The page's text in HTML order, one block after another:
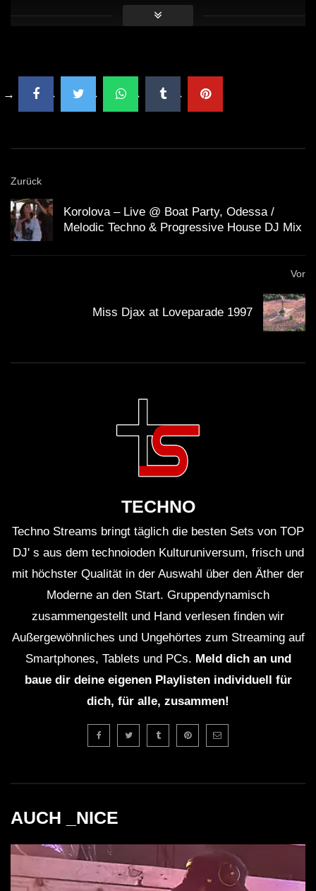
Zurück
Korolova – Live @ Boat Party, Odessa /
Melodic Techno & Progressive House DJ Mix
Vor
Miss Djax at Loveparade 1997
TECHNO
Techno Streams bringt täglich die besten Sets von TOP
DJ' s aus dem technoioden Kulturuniversum, frisch und
mit höchster Qualität in der Auswahl über den Äther der
Moderne an den Start. Gruppendynamisch
zusammengestellt und Hand verlesen finden wir
Außergewöhnliches und Ungehörtes zum Streaming auf
Smartphones, Tablets und PCs. Meld dich an und
baue dir deine eigenen Playlisten individuell für
dich, für alle, zusammen!
AUCH _NICE